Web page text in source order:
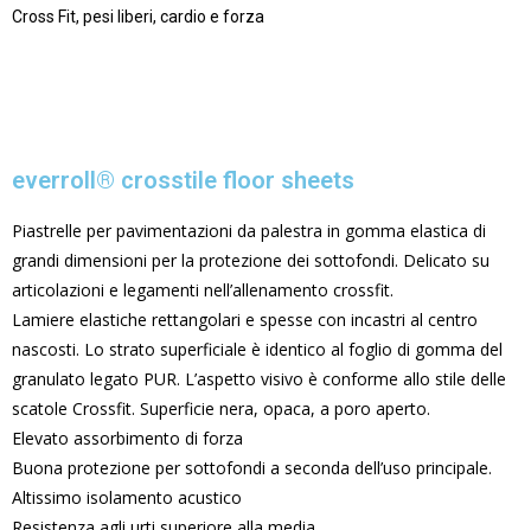
Cross Fit, pesi liberi, cardio e forza
everroll® crosstile floor sheets
Piastrelle per pavimentazioni da palestra in gomma elastica di
grandi dimensioni per la protezione dei sottofondi. Delicato su
articolazioni e legamenti nell’allenamento crossfit.
Lamiere elastiche rettangolari e spesse con incastri al centro
nascosti. Lo strato superficiale è identico al foglio di gomma del
granulato legato PUR. L’aspetto visivo è conforme allo stile delle
scatole Crossfit. Superficie nera, opaca, a poro aperto.
Elevato assorbimento di forza
Buona protezione per sottofondi a seconda dell’uso principale.
Altissimo isolamento acustico